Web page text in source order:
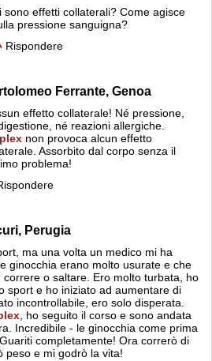
sono effetti collaterali? Come agisce
pressione sanguigna?
Rispondere
Ferrante, Genoa
effetto collaterale! Né pressione,
né reazioni allergiche.
non provoca alcun effetto
Assorbito dal corpo senza il
problema!
Perugia
ma una volta un medico mi ha
ginocchia erano molto usurate e che
correre o saltare. Ero molto turbata, ho
sport e ho iniziato ad aumentare di
incontrollabile, ero solo disperata.
, ho seguito il corso e sono andata
Incredibile - le ginocchia come prima
completamente! Ora correrò di
peso e mi godrò la vita!